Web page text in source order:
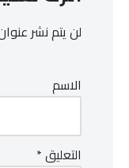
لن يتم نشر
الاسم
التعليق*